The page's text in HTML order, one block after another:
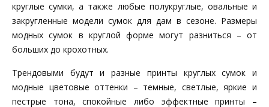
круглые сумки, а также любые полукруглые, овальные и
закругленные модели сумок для дам в сезоне. Размеры
модных сумок в круглой форме могут разниться – от
больших до крохотных.
Трендовыми будут и разные принты круглых сумок и
модные цветовые оттенки – темные, светлые, яркие и
пестрые тона, спокойные либо эффектные принты –